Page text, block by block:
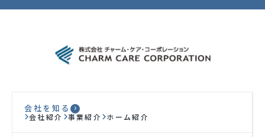
インタビュー動画
アルムナイ採用
リファラル採用
会社を知る
会社紹介 事業紹介 ホーム紹介